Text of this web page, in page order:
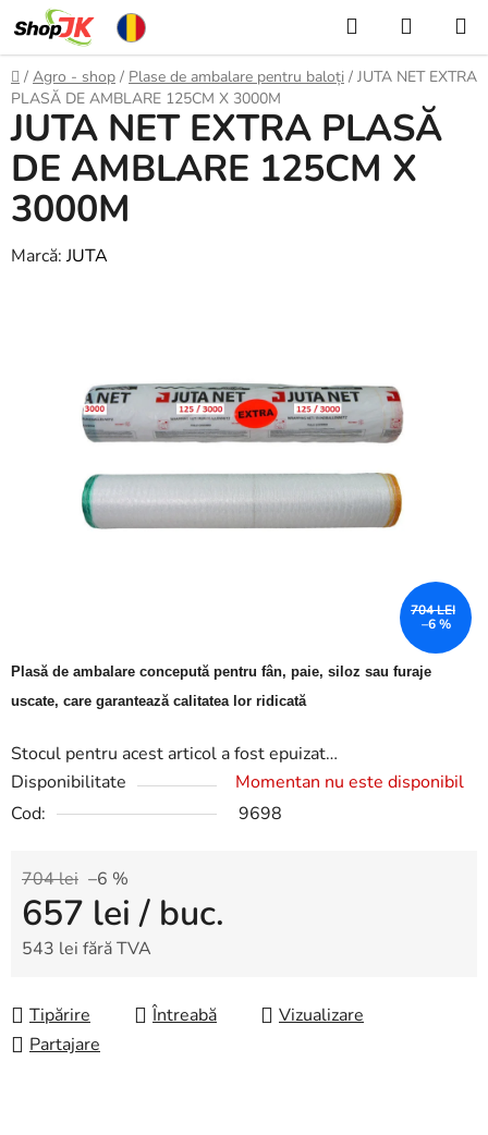
conținut
Căutare
DE
Acasă
/ Agro - shop / Plase de ambalare pentru baloți / JUTA NET EXTRA
PLASĂ DE AMBLARE 125CM X 3000M
Plasă de ambalare concepută pentru fân, paie, siloz sau furaje
uscate, care garantează calitatea lor ridicată
Stocul pentru acest articol a fost epuizat…
Disponibilitate
Momentan nu este disponibil
Cod:
9698
704 lei –6 %
657 lei/ buc.
543 lei fără TVA
Tipărire
Întreabă
Vizualizare
Partajare
JUTA NET EXTRA PLASĂ
DE AMBLARE 125CM X
3000M
Marcă:JUTA
704 LEI
–6 %